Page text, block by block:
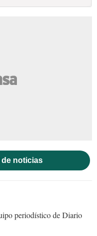
de noticias
periodístico de Diario